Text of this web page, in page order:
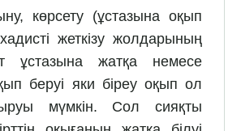
көрсету (ұстазына оқып
жеткізу жолдарының
ұстазына жатқа немесе
беруі яки біреу оқып ол
мүмкін. Сол сияқты